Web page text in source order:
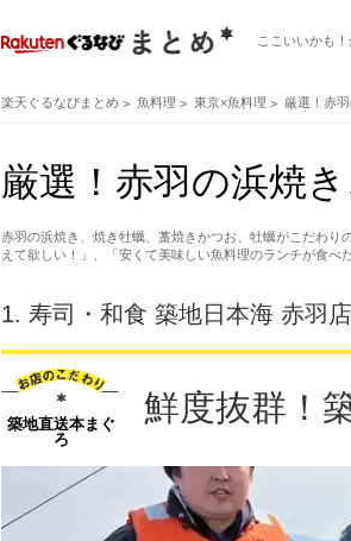
ここいいかも
楽天ぐるなびまとめ 魚料理 東京×魚料理 厳選！赤
厳選！赤羽の浜焼
赤羽の浜焼き、焼き牡蠣、藁焼きかつお、牡蠣がこだわ
えて欲しい！」、「安くて美味しい魚料理のランチが食べ
1. 寿司・和食 築地日本海 赤羽店
築地直送本まぐ
ろ
鮮度抜群！